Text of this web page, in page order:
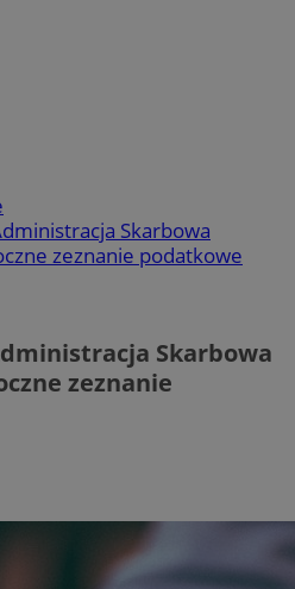
Skarbowa
zeznanie podatkowe
Skarbowa
zeznanie